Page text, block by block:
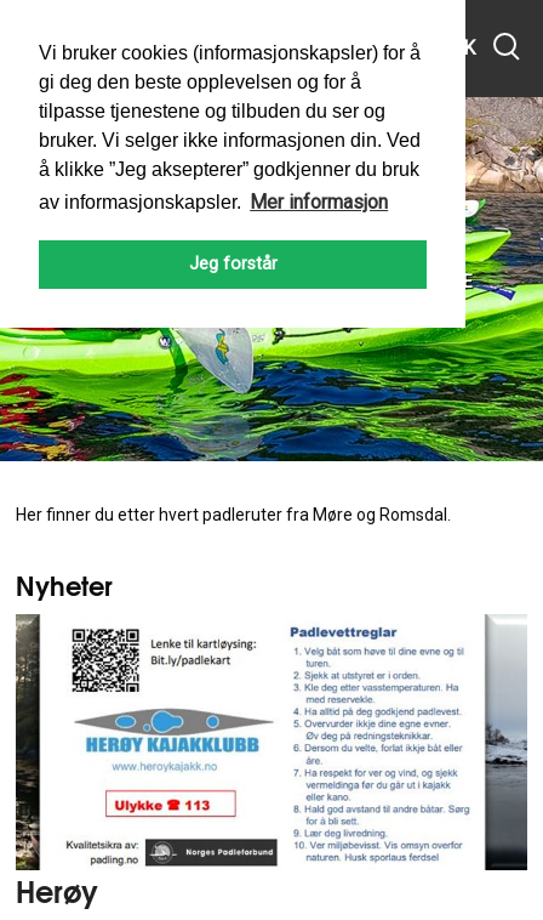
Vi bruker cookies (informasjonskapsler) for å
gi deg den beste opplevelsen og for å
tilpasse tjenestene og tilbuden du ser og
bruker. Vi selger ikke informasjonen din. Ved
å klikke ”Jeg aksepterer” godkjenner du bruk
av informasjonskapsler.
Mer informasjon
Jeg forstår
MENY SØK
Møre og Romsdal
PADLERUTER FRA HELE NORGE
Her finner du etter hvert padleruter fra Møre og Romsdal.
Nyheter
Herøy